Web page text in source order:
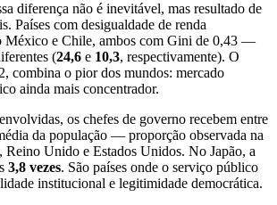
diferença não é inevitável, mas resultado de
Países com desigualdade de renda
e Chile, ambos com Gini de 0,43 —
(24,6 e 10,3, respectivamente). O
combina o pior dos mundos: mercado
ainda mais concentrador.
os chefes de governo recebem entre
da população — proporção observada na
Reino Unido e Estados Unidos. No Japão, a
3,8 vezes. São países onde o serviço público
institucional e legitimidade democrática.